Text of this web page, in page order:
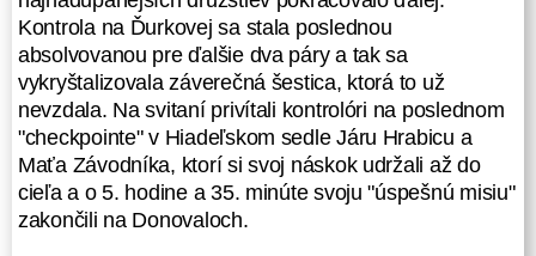
najnadupanejších družstiev
pokračovalo ďalej. Kontrola na
Ďurkovej sa stala poslednou
absolvovanou pre ďalšie dva páry a
tak sa vykryštalizovala záverečná
šestica, ktorá to už nevzdala. Na
svitaní privítali kontrolóri na
poslednom "checkpointe" v
Kontrola na Ďurkovej sa stala poslednou
absolvovanou pre ďalšie dva páry a tak sa
vykryštalizovala záverečná šestica, ktorá to už
nevzdala. Na svitaní privítali kontrolóri na poslednom
"checkpointe" v Hiadeľskom sedle Járu Hrabicu a
Maťa Závodníka, ktorí si svoj náskok udržali až do
cieľa a o 5. hodine a 35. minúte svoju "úspešnú misiu"
zakončili na Donovaloch.